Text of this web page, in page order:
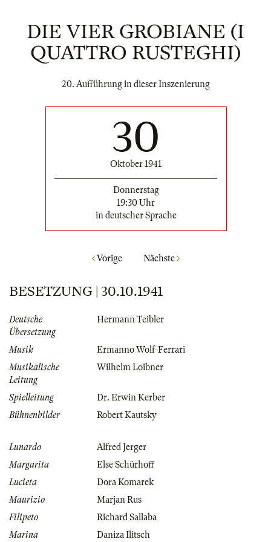
DIE VIER GROBIANE (I
QUATTRO RUSTEGHI)
20. Aufführung in dieser Inszenierung
30
Oktober 1941
Donnerstag
19:30 Uhr
in deutscher Sprache
Vorige Nächste
BESETZUNG | 30.10.1941
Deutsche
Übersetzung
Hermann Teibler
Musik
Ermanno Wolf-Ferrari
Musikalische
Leitung
Wilhelm Loibner
Spielleitung
Dr. Erwin Kerber
Bühnenbilder
Robert Kautsky
Lunardo
Alfred Jerger
Margarita
Else Schürhoff
Lucieta
Dora Komarek
Maurizio
Marjan Rus
Filipeto
Richard Sallaba
Marina
Daniza Ilitsch